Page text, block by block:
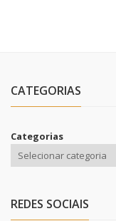
CATEGORIAS
Categorias
REDES SOCIAIS